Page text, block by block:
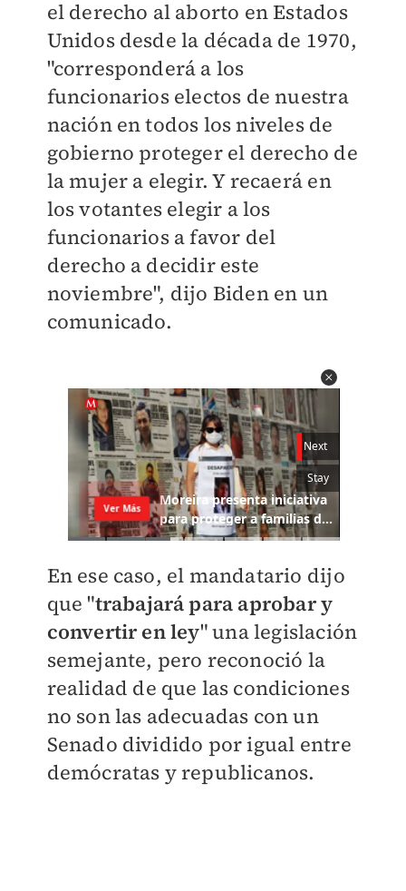
el derecho al aborto en Estados
Unidos desde la década de 1970,
"corresponderá a los
funcionarios electos de nuestra
nación en todos los niveles de
gobierno proteger el derecho de
la mujer a elegir. Y recaerá en
los votantes elegir a los
funcionarios a favor del
derecho a decidir este
noviembre", dijo Biden en un
comunicado.
En ese caso, el mandatario dijo
que "trabajará para aprobar y
convertir en ley" una legislación
semejante, pero reconoció la
realidad de que las condiciones
no son las adecuadas con un
Senado dividido por igual entre
demócratas y republicanos.